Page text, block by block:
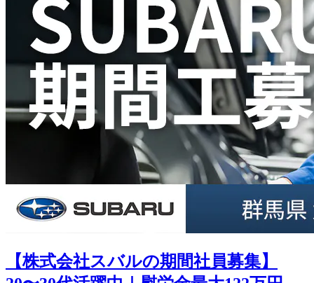
【株式会社スバルの期間社員募集】